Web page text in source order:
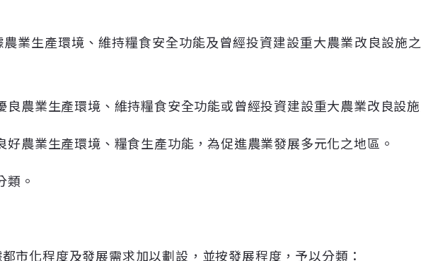
農業生產環境、維持糧食安全功能及曾經投資建設重大農業改良設施
良農業生產環境、維持糧食安全功能或曾經投資建設重大農業改良設
好農業生產環境、糧食生產功能，為促進農業發展多元化之地區。
類。
市化程度及發展需求加以劃設，並按發展程度，予以分類：